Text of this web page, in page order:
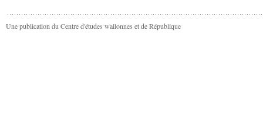
Une publication du Centre d'études wallonnes et de République